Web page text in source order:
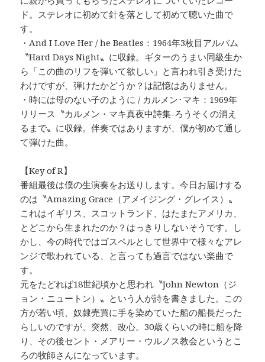
ド。ステレオに初めて針を落として初めて聴いた曲で
す。
・And I Love Her / he Beatles：1964年3枚目アルバム
〝Hard Days Night〟に収録。ギターのうまい同級生か
ら「この曲のリフを弾いて欲しい」と言われ引き受けた
わけですが、弾けたかどうか？は記憶はありません。
・時には母のない子のように / カルメン･マキ：1969年
リリース〝カルメン・マキ真夜中詩集-ろうそくの消え
るまで〟に収録。伴奏ではありますが、僕が初めて通し
て弾けた曲。
【Key of R】
番組最後は僕の生演奏をお送りします。今日お届けする
のは〝Amazing Grace（アメイジング・グレイス）〟
これはイギリス、スコットランド、はたまたアメリカ、
とどこから生まれたのか？はっきりしないそうです。し
かし、今の時代ではゴスペルとして世界中で様々なアレ
ンジで歌われている、と言っても過言ではない楽曲で
す。
元をたどれば18世紀頃かと思われ〝John Newton（ジ
ョン・ニュートン）〟という人が詩を書きました。この
方が若い頃、奴隷売買に手を染めていた船の船長だった
らしいのですが、突然、改心。30歳くらいの時に船を降
り、その後セント・メアリー・ウルノス教会というとこ
ろの牧師さんになっています。